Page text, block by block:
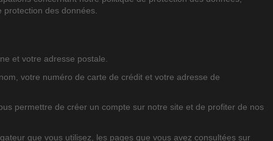
des données.
et votre adresse postale.
votre numéro de carte de crédit et votre adresse de
permettre de créer un compte sur notre site et de profiter de nos
que vous utilisez, les pages que vous avez consultées sur